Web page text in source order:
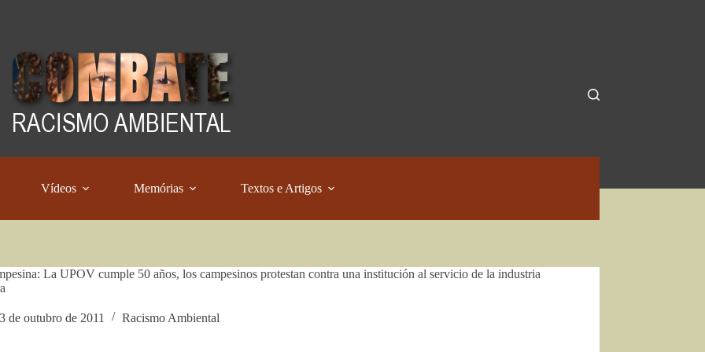
Vídeos Memórias Textos e Artigos
La UPOV cumple 50 años, los campesinos protestan contra una institución al servicio de la industria
de outubro de 2011 Racismo Ambiental